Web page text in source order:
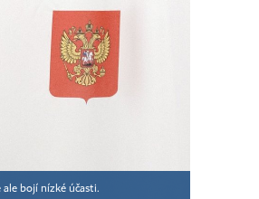
bojí nízké účasti.